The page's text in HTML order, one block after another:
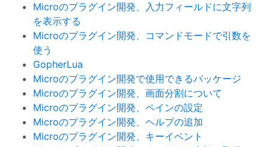
Microのプラグイン開発、入力フィールドに文字列
を表示する
Microのプラグイン開発、コマンドモードで引数を
使う
GopherLua
Microのプラグイン開発で使用できるパッケージ
Microのプラグイン開発、画面分割について
Microのプラグイン開発、ペインの設定
Microのプラグイン開発、ヘルプの追加
Microのプラグイン開発、キーイベント